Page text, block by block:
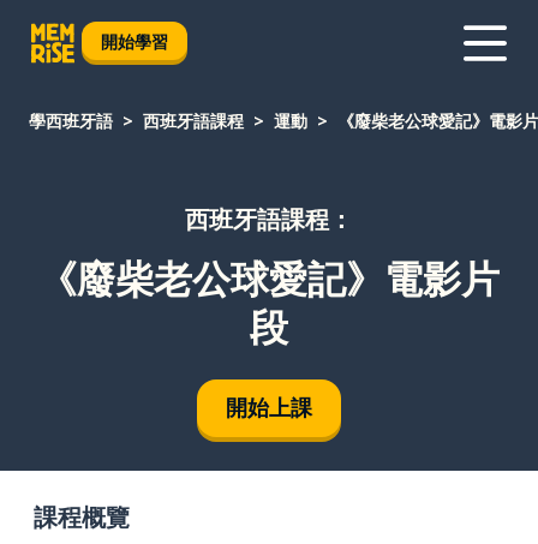
開始學習
學西班牙語 西班牙語課程 運動 《廢柴老公球愛記》電影
西班牙語課程：
《廢柴老公球愛記》電影片
段
開始上課
課程概覽